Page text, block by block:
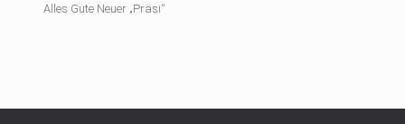
Alles Gute Neuer „Präsi“